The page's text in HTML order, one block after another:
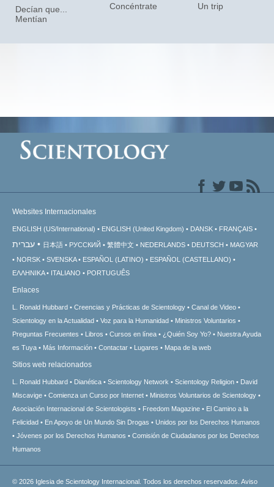
Decían que...
Mentían
Concéntrate Un trip
Websites Internacionales
ENGLISH (US/International) ENGLISH (United Kingdom) DANSK FRANÇAIS
עברית 日本語 РУССКИЙ 繁體中文 NEDERLANDS DEUTSCH
MAGYAR
NORSK
SVENSKA ESPAÑOL (LATINO)
ESPAÑOL (CASTELLANO)
ΕΛΛΗΝΙΚA
ITALIANO PORTUGUÊS
Enlaces
L. Ronald Hubbard Creencias y Prácticas de Scientology
Canal de Video
Scientology en la Actualidad
Voz para la Humanidad
Ministros Voluntarios
Preguntas Frecuentes
Libros Cursos en línea ¿Quién Soy Yo?
Nuestra Ayuda
es Tuya
Más Información Contactar Lugares Mapa de la web
Sitios web relacionados
L. Ronald Hubbard Dianética Scientology Network Scientology Religion
David
Miscavige
Comienza un Curso por Internet
Ministros Voluntarios de Scientology
Asociación Internacional de Scientologists
Freedom Magazine
El Camino a la
Felicidad
En Apoyo de Un Mundo Sin Drogas
Unidos por los Derechos Humanos
Jóvenes por los Derechos Humanos
Comisión de Ciudadanos por los Derechos
Humanos
© 2026 Iglesia de Scientology Internacional. Todos los derechos reservados. Aviso